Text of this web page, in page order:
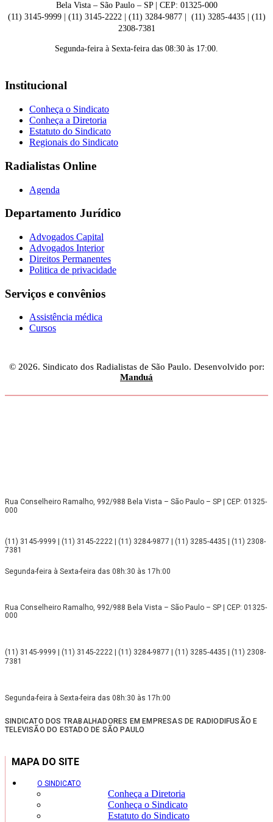
Bela Vista – São Paulo – SP | CEP: 01325-000
(11) 3145-9999 | (11) 3145-2222 | (11) 3284-9877 | (11) 3285-4435 | (11)
2308-7381
Segunda-feira à Sexta-feira das 08:30 às 17:00.
Institucional
Conheça o Sindicato
Conheça a Diretoria
Estatuto do Sindicato
Regionais do Sindicato
Radialistas Online
Agenda
Departamento Jurídico
Advogados Capital
Advogados Interior
Direitos Permanentes
Politica de privacidade
Serviços e convênios
Assistência médica
Cursos
© 2026. Sindicato dos Radialistas de São Paulo. Desenvolvido por:
Manduá
Rua Conselheiro Ramalho, 992/988 Bela Vista – São Paulo – SP | CEP: 01325-
000
(11) 3145-9999 | (11) 3145-2222 | (11) 3284-9877 | (11) 3285-4435 | (11) 2308-
7381
Segunda-feira à Sexta-feira das 08h:30 às 17h:00
Rua Conselheiro Ramalho, 992/988 Bela Vista – São Paulo – SP | CEP: 01325-
000
(11) 3145-9999 | (11) 3145-2222 | (11) 3284-9877 | (11) 3285-4435 | (11) 2308-
7381
Segunda-feira à Sexta-feira das 08h:30 às 17h:00
SINDICATO DOS TRABALHADORES EM EMPRESAS DE RADIODIFUSÃO E
TELEVISÃO DO ESTADO DE SÃO PAULO
MAPA DO SITE
O SINDICATO
Conheça a Diretoria
Conheça o Sindicato
Estatuto do Sindicato